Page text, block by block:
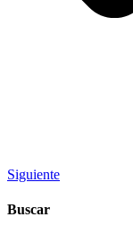
Siguiente
Buscar